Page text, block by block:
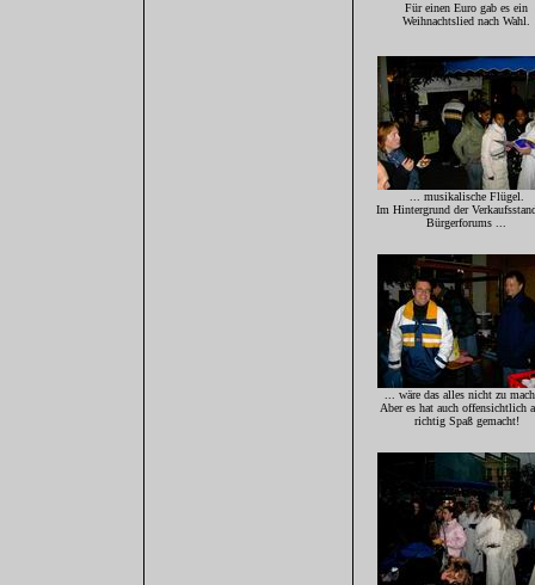
Für einen Euro gab es ein
Weihnachtslied nach Wahl.
... musikalische Flügel.
Im Hintergrund der
Bürgerforums ...
... wäre das alles nicht zu
Aber es hat auch offensichtlich
richtig Spaß gemacht!